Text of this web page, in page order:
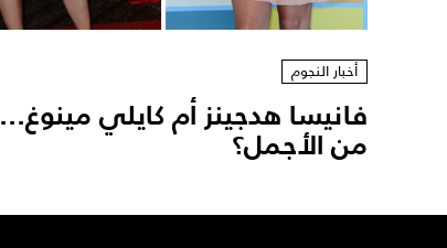
أخبار النجوم
فانيسا هدجينز أم كايلي مينوغ...
من الأجمل؟